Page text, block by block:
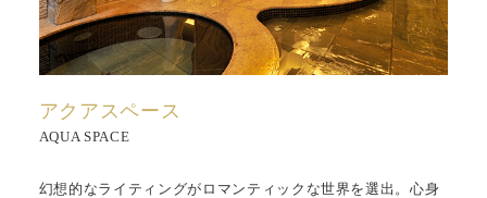
アクアスペース
AQUA SPACE
幻想的なライティングがロマンティックな世界を選出。心身